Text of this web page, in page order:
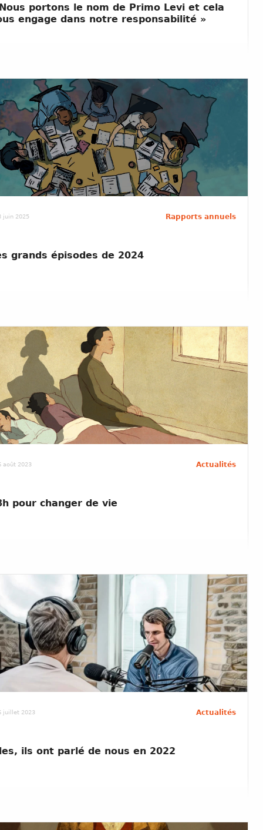
portons le nom de Primo Levi et cela
engage dans notre responsabilité »
juin 2025 Rapports annuels
grands épisodes de 2024
août 2023 Actualités
pour changer de vie
juillet 2023 Actualités
ils ont parlé de nous en 2022